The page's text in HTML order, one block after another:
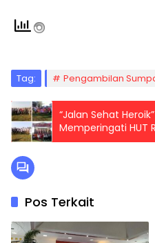
Tag: Pengambilan
“Jalan Sehat
Memperingati HUT
Randegan Kec
Pos Terkait